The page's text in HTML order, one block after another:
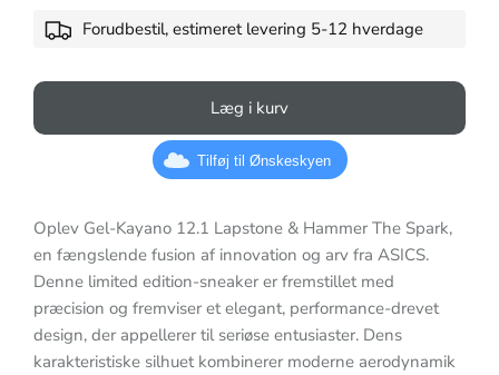
Forudbestil, estimeret levering 5-12 hverdage
Læg i kurv
Tilføj til Ønskeskyen
Oplev Gel-Kayano 12.1 Lapstone & Hammer The Spark,
en fængslende fusion af innovation og arv fra ASICS.
Denne limited edition-sneaker er fremstillet med
præcision og fremviser et elegant, performance-drevet
design, der appellerer til seriøse entusiaster. Dens
karakteristiske silhuet kombinerer moderne aerodynamik